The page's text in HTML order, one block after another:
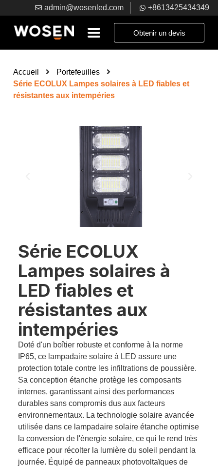
admin@wosenled.com +8613425434349
Obtenir un devis
Accueil
Portefeuilles
Série ECOLUX Lampes solaires à LED fiables et
résistantes aux intempéries
Série ECOLUX
Lampes solaires à
LED fiables et
résistantes aux
intempéries
Doté d'un boîtier robuste et conforme à la norme
IP65, ce lampadaire solaire à LED assure une
protection totale contre les infiltrations de poussière.
Sa conception étanche protège les composants
internes, garantissant ainsi des performances
durables sans compromis dus aux facteurs
environnementaux. La technologie solaire avancée
utilisée dans ce lampadaire solaire étanche optimise
la conversion de l'énergie solaire, ce qui le rend très
efficace pour récolter la lumière du soleil pendant la
journée. Équipé de panneaux photovoltaïques de